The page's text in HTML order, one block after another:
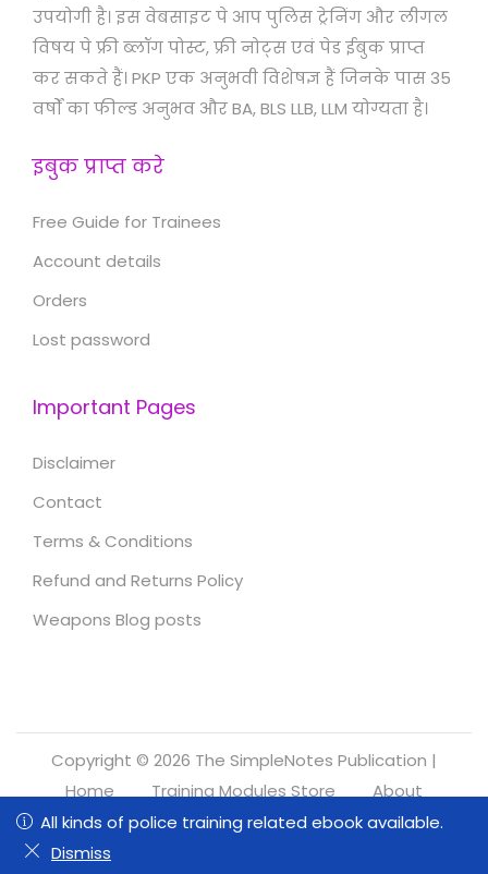
All kinds of police training related ebook available.
Dismiss
Shop
0
उपयोगी है। इस वेबसाइट पे आप पुलिस ट्रेनिंग और लीगल
विषय पे फ्री ब्लॉग पोस्ट, फ्री नोट्स एवं पेड ईबुक प्राप्त
कर सकते हैं। PKP एक अनुभवी विशेषज्ञ हैं जिनके पास 35
वर्षों का फील्ड अनुभव और BA, BLS LLB, LLM योग्यता है।
इबुक प्राप्त करे
Free Guide for Trainees
Account details
Orders
Lost password
Important Pages
Disclaimer
Contact
Terms & Conditions
Refund and Returns Policy
Weapons Blog posts
Copyright © 2026 The SimpleNotes Publication |
Home
Training Modules Store
About
Refund and Returns Policy
All kinds of police training related ebook available.
Dismiss